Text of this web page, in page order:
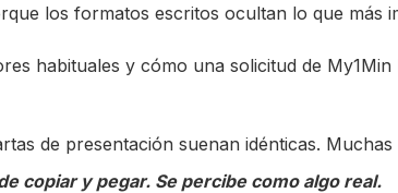
los formatos escritos ocultan lo que más
habituales y cómo una solicitud de My1Min
de presentación suenan idénticas.
copiar y pegar. Se percibe como algo real.